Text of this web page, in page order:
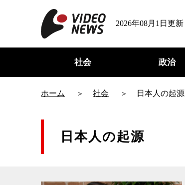
2026年08月1日更新
社会 政治
ホーム 社会 日本人の起源
日本人の起源